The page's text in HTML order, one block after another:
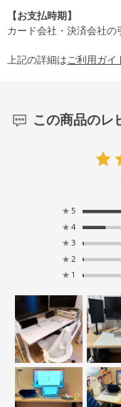
【お支払時期】
カード会社・決済会社の
上記の詳細はご利用ガイ
この商品のレ
★ 5
★ 4
★ 3
★ 2
★ 1